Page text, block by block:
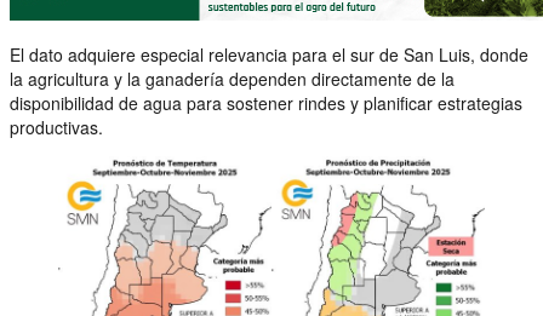
El dato adquiere especial relevancia para el sur de San Luis, donde
la agricultura y la ganadería dependen directamente de la
disponibilidad de agua para sostener rindes y planificar estrategias
productivas.